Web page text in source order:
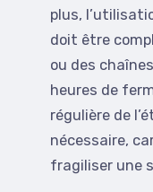
plus,
doit être
ou des
heures de
régulière de
nécessaire,
fragiliser une